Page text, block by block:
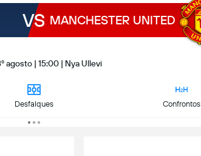
VS MANCHESTER UNITED
agosto | 15:00 | Nya Ullevi
Desfalques Confrontos